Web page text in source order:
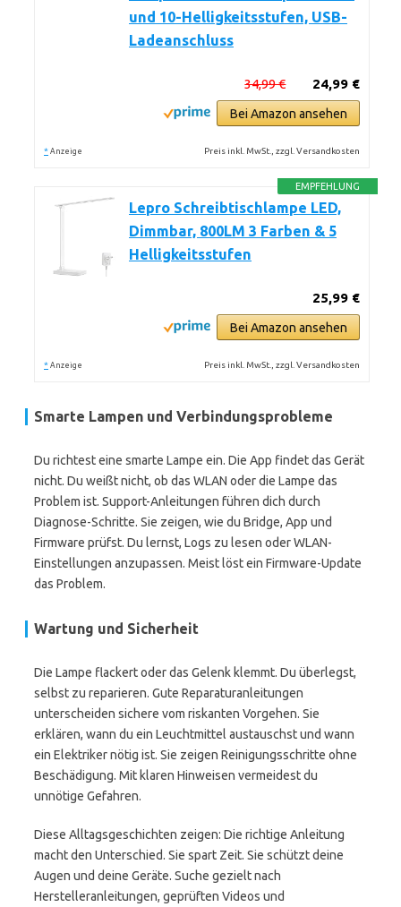
und 10-Helligkeitsstufen, USB-
Ladeanschluss
24,99 €
34,99 €
Bei Amazon ansehen
* Anzeige Preis inkl. MwSt., zzgl. Versandkosten
EMPFEHLUNG
Lepro Schreibtischlampe LED,
Dimmbar, 800LM 3 Farben & 5
Helligkeitsstufen
25,99 €
Bei Amazon ansehen
* Anzeige Preis inkl. MwSt., zzgl. Versandkosten
Smarte Lampen und Verbindungsprobleme
Du richtest eine smarte Lampe ein. Die App findet das Gerät
nicht. Du weißt nicht, ob das WLAN oder die Lampe das
Problem ist. Support-Anleitungen führen dich durch
Diagnose-Schritte. Sie zeigen, wie du Bridge, App und
Firmware prüfst. Du lernst, Logs zu lesen oder WLAN-
Einstellungen anzupassen. Meist löst ein Firmware-Update
das Problem.
Wartung und Sicherheit
Die Lampe flackert oder das Gelenk klemmt. Du überlegst,
selbst zu reparieren. Gute Reparaturanleitungen
unterscheiden sichere vom riskanten Vorgehen. Sie
erklären, wann du ein Leuchtmittel austauschst und wann
ein Elektriker nötig ist. Sie zeigen Reinigungsschritte ohne
Beschädigung. Mit klaren Hinweisen vermeidest du
unnötige Gefahren.
Diese Alltagsgeschichten zeigen: Die richtige Anleitung
macht den Unterschied. Sie spart Zeit. Sie schützt deine
Augen und deine Geräte. Suche gezielt nach
Herstelleranleitungen, geprüften Videos und